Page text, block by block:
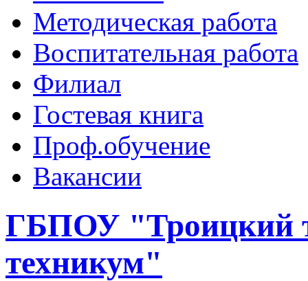
Методическая работа
Воспитательная работа
Филиал
Гостевая книга
Проф.обучение
Вакансии
ГБПОУ "Троицкий
техникум"